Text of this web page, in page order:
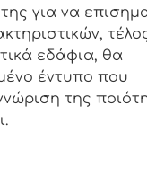
για να
εδάφια, θα
έντυπο που
της